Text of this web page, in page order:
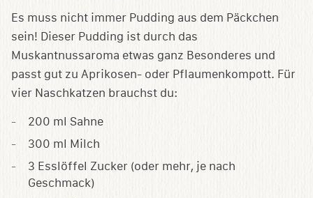
Es muss nicht immer Pudding aus dem Päckchen
sein! Dieser Pudding ist durch das
Muskantnussaroma etwas ganz Besonderes und
passt gut zu Aprikosen- oder Pflaumenkompott. Für
vier Naschkatzen brauchst du:
200 ml Sahne
300 ml Milch
3 Esslöffel Zucker (oder mehr, je nach
Geschmack)